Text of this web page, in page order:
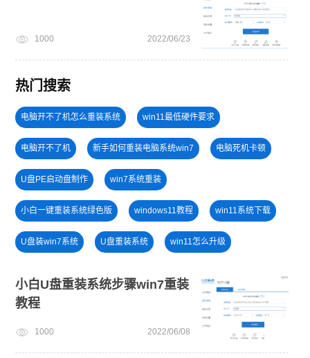
1000 2022/06/23
热门搜索
电脑开不了机怎么重装系统 win11最低硬件要求
电脑开不了机 新手如何重装电脑系统win7 电脑死机卡顿
U盘PE启动盘制作 win7系统重装
小白一键重装系统绿色版 windows11教程 win11系统下载
U盘装win7系统 U盘重装系统 win11怎么升级
win11一键安装 安装win10系统
windows11
小白U盘重装系统步骤win7重装
教程
1000 2022/06/08